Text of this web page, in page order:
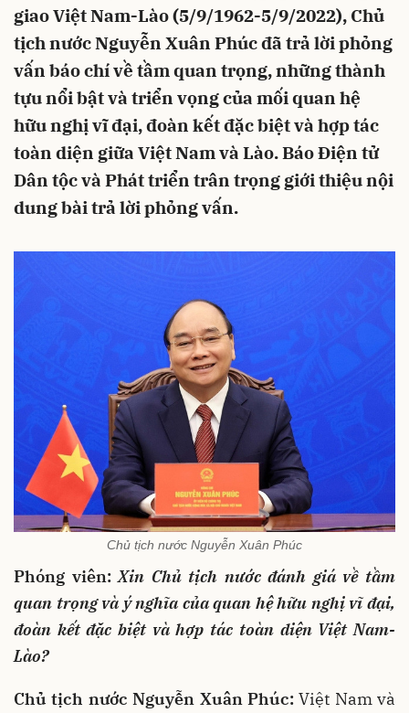
giao Việt Nam-Lào (5/9/1962-5/9/2022), Chủ
tịch nước Nguyễn Xuân Phúc đã trả lời phỏng
vấn báo chí về tầm quan trọng, những thành
tựu nổi bật và triển vọng của mối quan hệ
hữu nghị vĩ đại, đoàn kết đặc biệt và hợp tác
toàn diện giữa Việt Nam và Lào. Báo Điện tử
Dân tộc và Phát triển trân trọng giới thiệu nội
dung bài trả lời phỏng vấn.
Chủ tịch nước Nguyễn Xuân Phúc
Phóng viên:Xin Chủ tịch nước đánh giá về tầm
quan trọng và ý nghĩa của quan hệ hữu nghị vĩ đại,
đoàn kết đặc biệt và hợp tác toàn diện Việt Nam-
Lào?
Chủ tịch nước Nguyễn Xuân Phúc:Việt Nam và